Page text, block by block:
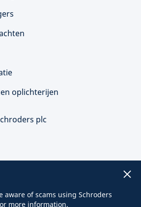
oplichterijen
plc
aware of scams using Schroders
more information.